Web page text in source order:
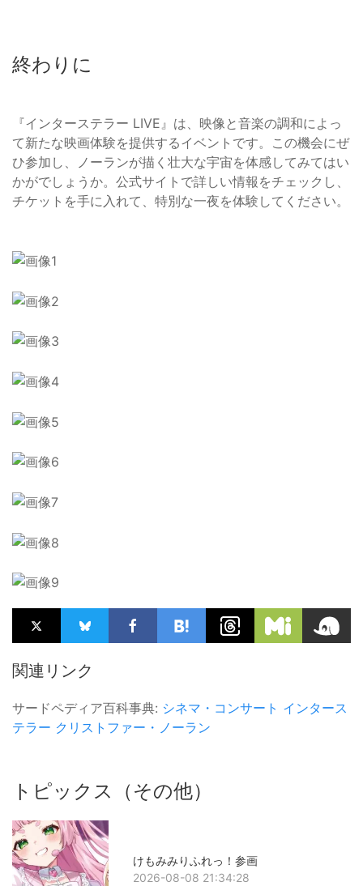
終わりに
『インターステラー LIVE』は、映像と音楽の調和によっ
て新たな映画体験を提供するイベントです。この機会にぜ
ひ参加し、ノーランが描く壮大な宇宙を体感してみてはい
かがでしょうか。公式サイトで詳しい情報をチェックし、
チケットを手に入れて、特別な一夜を体験してください。
関連リンク
サードペディア百科事典: シネマ・コンサート インタース
テラー クリストファー・ノーラン
トピックス（その他）
けもみみりふれっ！参画
2026-08-08 21:34:28